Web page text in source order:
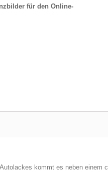
für den Online-
kommt es neben einem